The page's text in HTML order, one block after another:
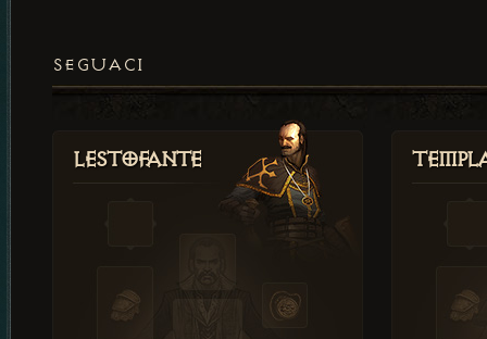
SEGUACI
Lestofante